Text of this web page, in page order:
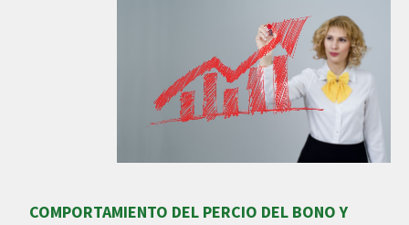
COMPORTAMIENTO DEL PERCIO DEL BONO Y